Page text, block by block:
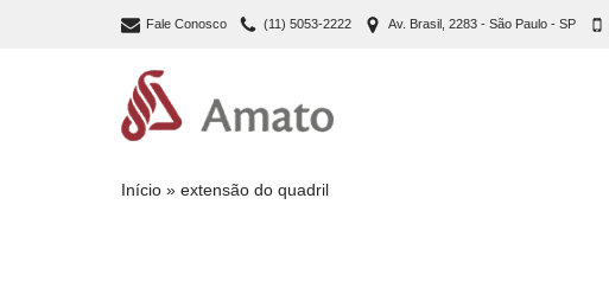
Fale Conosco (11) 5053-2222 Av. Brasil, 2283 - São Paulo - SP
Início » extensão do quadril